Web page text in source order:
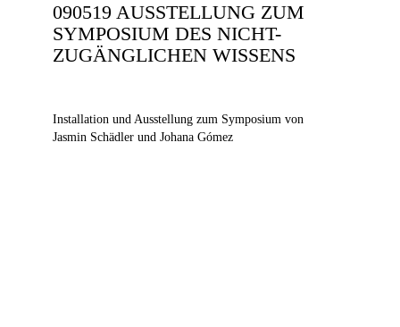
090519 AUSSTELLUNG ZUM
SYMPOSIUM DES NICHT-
ZUGÄNGLICHEN WISSENS
Installation und Ausstellung zum Symposium von
Jasmin Schädler und Johana Gómez